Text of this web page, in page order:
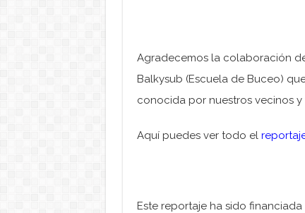
Agradecemos la colaboración
Balkysub (Escuela de Buceo)
conocida por nuestros vecinos y
Aquí puedes ver todo el
Este reportaje ha sido